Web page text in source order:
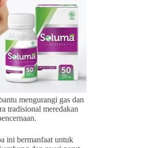
mengurangi gas dan
tradisional meredakan
ini bermanfaat untuk